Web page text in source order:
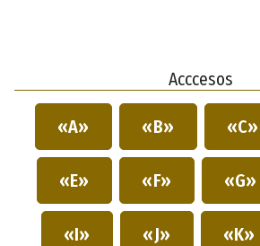
Acccesos
«A» «B» «C»
«E» «F» «G»
«I» «J» «K»